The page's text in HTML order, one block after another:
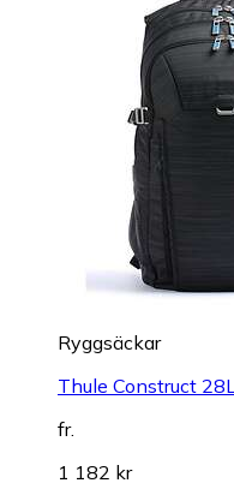
Ryggsäckar
Thule Construct 28L
fr.
1 182 kr